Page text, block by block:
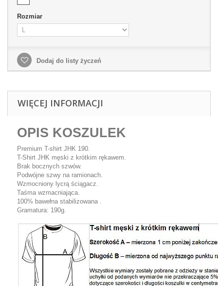
Rozmiar
Dodaj do listy życzeń
WIĘCEJ INFORMACJI
OPIS KOSZULEK
Premium T-shirt JHK 190.
T-Shirt JHK męski z krótkim rękawem.
Brak bocznych szwów.
Podwójne szwy na ramionach.
Wzmocniony lycrą ściągacz.
Taśma wzmacniająca.
100% bawełna stabilizowana .
Gramatura: 190g.